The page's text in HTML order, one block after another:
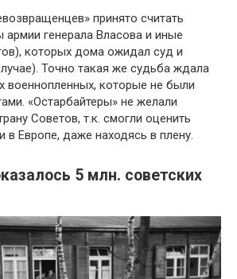
принято считать
армии генерала Власова и иные
которых дома ожидал суд и
Точно такая же судьба ждала
военнопленных, которые не были
«Остарбайтеры» не желали
Советов, т.к. смогли оценить
в Европе, даже находясь в плену.
5 млн. советских